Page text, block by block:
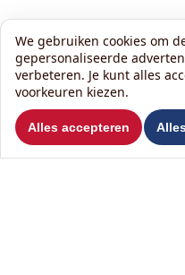
Wil je ons
Lees onze nieuwsbrief:
We gebruiken cookies om
gepersonaliseerde
verbeteren. Je kunt alles
voorkeuren kiezen.
Alles accepteren